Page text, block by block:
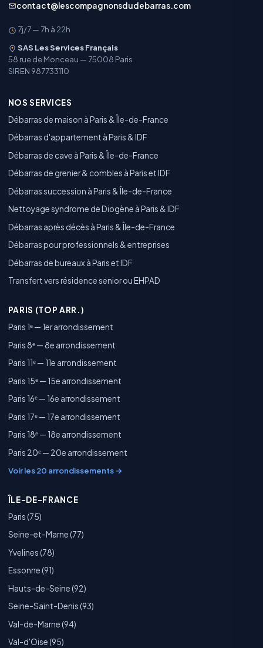
contact@lescompagnonsdudebarras.com
7j/7 — 7h à 22h
SAS Les Services Français
58 rue de Monceau — 75008 Paris
SIREN 987733110
NOS SERVICES
Débarras de maison à Paris & Île-de-France
Débarras d'appartement à Paris & IDF
Débarras de cave à Paris & Île-de-France
Débarras de grenier & combles à Paris et IDF
Débarras succession à Paris & Île-de-France
Nettoyage syndrome de Diogène à Paris & IDF
Débarras après décès à Paris & Île-de-France
Débarras pour professionnels & entreprises
Débarras de bureaux à Paris et IDF
Transfert vers résidence senior ou EHPAD
PARIS (TOP ARR.)
Paris 1ᵉ — 1er arrondissement
Paris 8ᵉ — 8e arrondissement
Paris 11ᵉ — 11e arrondissement
Paris 15ᵉ — 15e arrondissement
Paris 16ᵉ — 16e arrondissement
Paris 17ᵉ — 17e arrondissement
Paris 18ᵉ — 18e arrondissement
Paris 20ᵉ — 20e arrondissement
Voir les 20 arrondissements →
ÎLE-DE-FRANCE
Paris (75)
Seine-et-Marne (77)
Yvelines (78)
Essonne (91)
Hauts-de-Seine (92)
Seine-Saint-Denis (93)
Val-de-Marne (94)
Val-d'Oise (95)